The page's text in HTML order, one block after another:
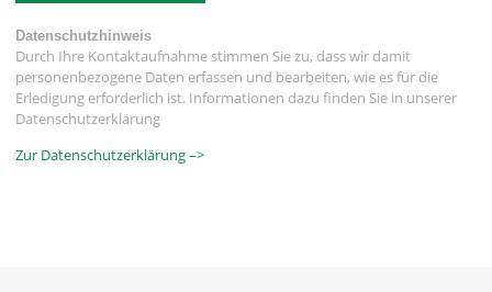
Datenschutzhinweis
Durch Ihre Kontaktaufnahme stimmen Sie zu, dass wir damit
personenbezogene Daten erfassen und bearbeiten, wie es für die
Erledigung erforderlich ist. Informationen dazu finden Sie in unserer
Datenschutzerklärung
Zur Datenschutzerklärung –>